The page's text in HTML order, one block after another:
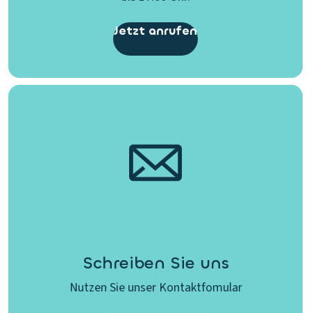
Jetzt anrufen
Schreiben Sie uns
Nutzen Sie unser Kontaktfomular